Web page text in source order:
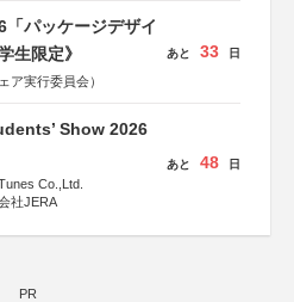
パッケージデザイ
生限定》
ア実行委員会）
あと 33 日
Show 2026
Co.,Ltd.
社JERA
あと 48 日
PR